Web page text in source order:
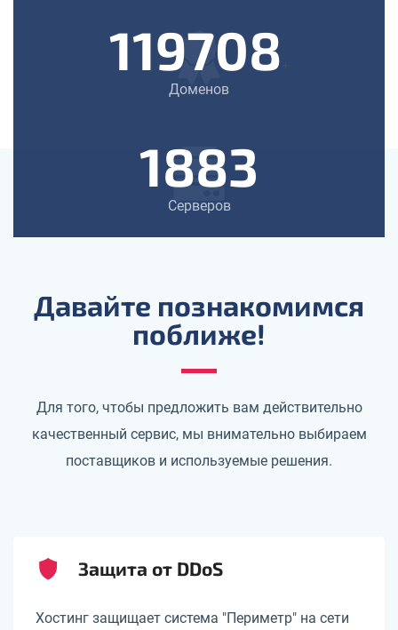
119708
Доменов
1883
Серверов
Давайте познакомимся
поближе!
Для того, чтобы предложить вам действительно
качественный сервис, мы внимательно выбираем
поставщиков и используемые решения.
Защита от DDoS
Хостинг защищает система "Периметр" на сети